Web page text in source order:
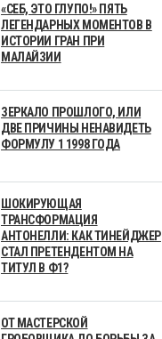
«СЕБ, ЭТО ГЛУПО!» ПЯТЬ
ЛЕГЕНДАРНЫХ МОМЕНТОВ В
ИСТОРИИ ГРАН ПРИ
МАЛАЙЗИИ
ЗЕРКАЛО ПРОШЛОГО, ИЛИ
ДВЕ ПРИЧИНЫ НЕНАВИДЕТЬ
ФОРМУЛУ 1 1998 ГОДА
ШОКИРУЮЩАЯ
ТРАНСФОРМАЦИЯ
АНТОНЕЛЛИ: КАК ТИНЕЙДЖЕР
СТАЛ ПРЕТЕНДЕНТОМ НА
ТИТУЛ В Ф1?
ОТ МАСТЕРСКОЙ